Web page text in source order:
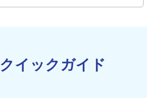
クイックガイド